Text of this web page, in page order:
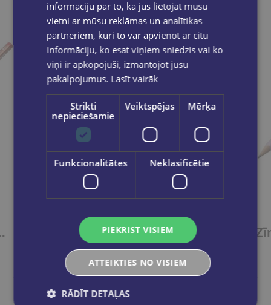
Bronza
Ielikt grozā
informāciju par to, kā jūs lietojat mūsu
vietni ar mūsu reklāmas un analītikas
partneriem, kuri to var apvienot ar citu
informāciju, ko esat viņiem sniedzis vai ko
viņi ir apkopojuši, izmantojot jūsu
pakalpojumus. Lasīt vairāk
Strikti
nepieciešamie
Veiktspējas Mērķa
Funkcionalitātes Neklasificētie
PIEKRIST VISIEM
ATTEIKTIES NO VISIEM
RĀDĪT DETAĻAS